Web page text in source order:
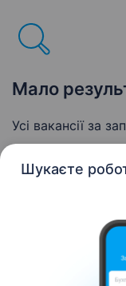
Шукаєте
Мало
Усі вакансії за